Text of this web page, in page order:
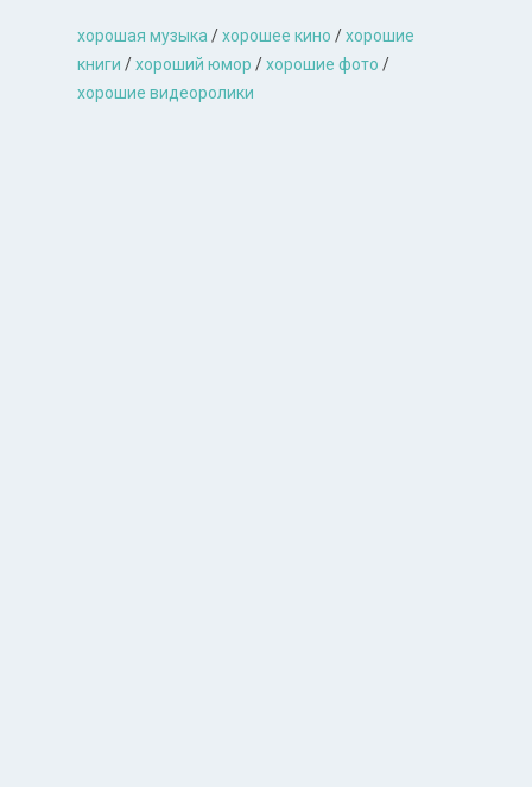
хорошая музыкa/хорошее кино /хорошие
книги /хороший юмор /хорошие фото /
хорошие видеоролики